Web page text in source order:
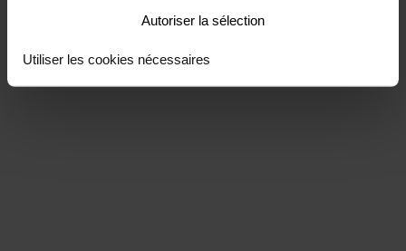
Autoriser la sélection
Utiliser les cookies nécessaires